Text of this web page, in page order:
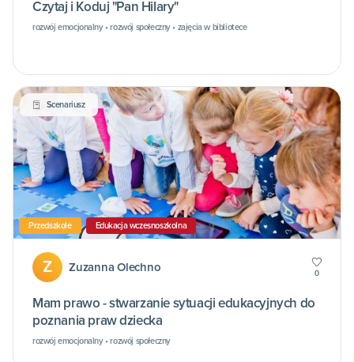
Czytaj i Koduj "Pan Hilary"
rozwój emocjonalny • rozwój społeczny • zajęcia w bibliotece
Scenariusz
Przedszkole Edukacja wczesnoszkolna
Z Zuzanna Olechno 0
Mam prawo - stwarzanie sytuacji edukacyjnych do
poznania praw dziecka
rozwój emocjonalny • rozwój społeczny